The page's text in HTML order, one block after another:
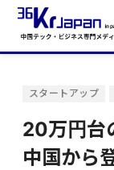
スタートアップ
20万円台
中国から